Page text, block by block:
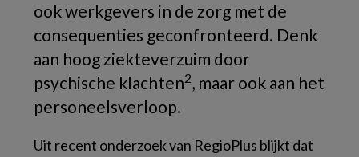
ook werkgevers in de zorg met de
consequenties geconfronteerd. Denk
aan hoog ziekteverzuim door
psychische klachten2, maar ook aan het
personeelsverloop.
Uit recent onderzoek van RegioPlus blijkt dat